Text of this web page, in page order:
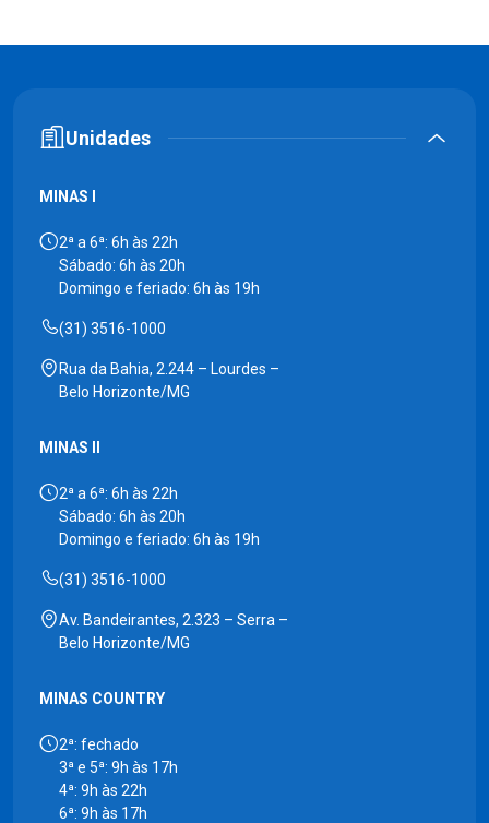
Unidades
MINAS I
2ª a 6ª: 6h às 22h
Sábado: 6h às 20h
Domingo e feriado: 6h às 19h
(31) 3516-1000
Rua da Bahia, 2.244 – Lourdes –
Belo Horizonte/MG
MINAS II
2ª a 6ª: 6h às 22h
Sábado: 6h às 20h
Domingo e feriado: 6h às 19h
(31) 3516-1000
Av. Bandeirantes, 2.323 – Serra –
Belo Horizonte/MG
MINAS COUNTRY
2ª: fechado
3ª e 5ª: 9h às 17h
4ª: 9h às 22h
6ª: 9h às 17h